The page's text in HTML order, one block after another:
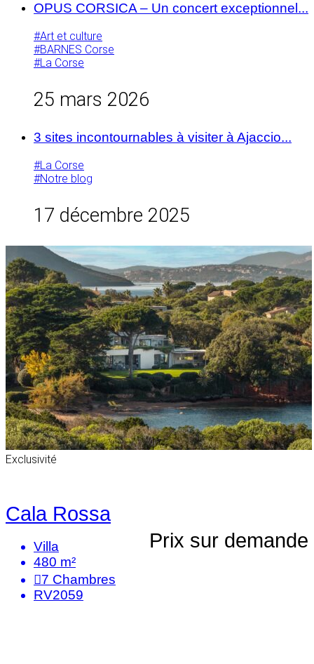
OPUS CORSICA – Un concert exceptionnel...
#Art et culture
#BARNES Corse
#La Corse
25 mars 2026
3 sites incontournables à visiter à Ajaccio...
#La Corse
#Notre blog
17 décembre 2025
Exclusivité
Cala Rossa
Prix sur demande
Villa
480 m²
7 Chambres
RV2059